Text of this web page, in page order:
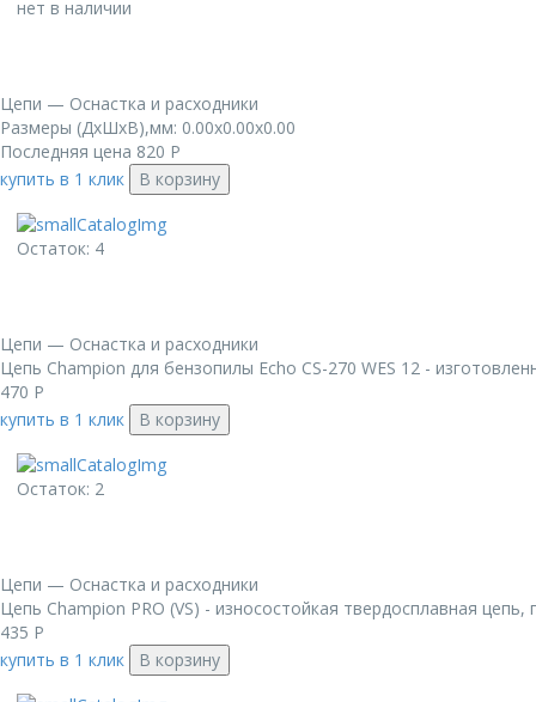
нет в наличии
Цепи — Оснастка и расходники
Размеры (ДxШxВ),мм: 0.00x0.00x0.00
Последняя цена 820 Р
купить в 1 клик
В корзину
Остаток: 4
Цепи — Оснастка и расходники
Цепь Champion для бензопилы Echo CS-270 WES 12 -
470 Р
купить в 1 клик
В корзину
Остаток: 2
Цепи — Оснастка и расходники
Цепь Champion PRO (VS) - износостойкая твердосплавная
435 Р
купить в 1 клик
В корзину